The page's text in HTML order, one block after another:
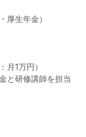
厚生年金）
1万円）
と研修講師を担当